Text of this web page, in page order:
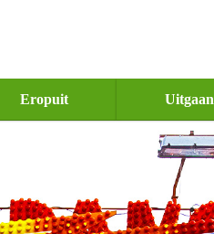
Eropuit Uitgaan